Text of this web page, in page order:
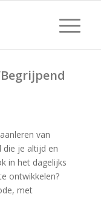
van
die je altijd en
in het dagelijks
ontwikkelen?
met